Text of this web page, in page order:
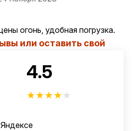
4.5
★★★★★
огонь, удобная погрузка.
или оставить свой